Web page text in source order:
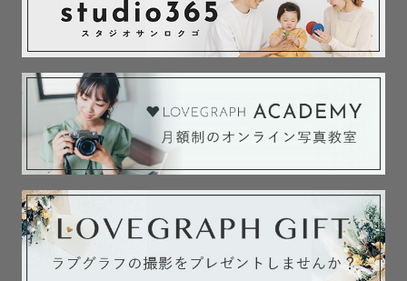
ご依頼いただければ全国に
出張撮影いたします！
みなさまの大切な瞬間、大切な人との
幸せな瞬間を撮影して、
いつか何年後かに写真を見た時
「こんな時もあったね」
「この時楽しかったね」と
あたたかい気持ちになって
いただけるように、
思い出づくりのお手伝いを
させていただけますとうれしいです！